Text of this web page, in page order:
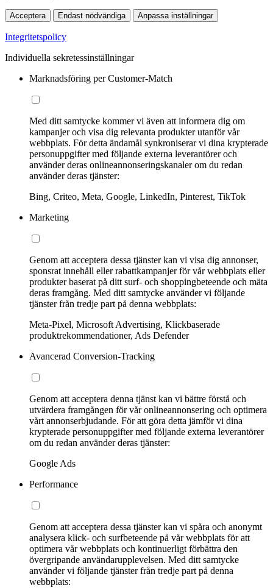
Acceptera Endast nödvändiga Anpassa inställningar
Integritetspolicy
Individuella sekretessinställningar
Marknadsföring per Customer-Match
Med ditt samtycke kommer vi även att informera dig om
kampanjer och visa dig relevanta produkter utanför vår
webbplats. För detta ändamål synkroniserar vi dina krypterade
personuppgifter med följande externa leverantörer och
använder deras onlineannonseringskanaler om du redan
använder deras tjänster:
Bing, Criteo, Meta, Google, LinkedIn, Pinterest, TikTok
Marketing
Genom att acceptera dessa tjänster kan vi visa dig annonser,
sponsrat innehåll eller rabattkampanjer för vår webbplats eller
produkter baserat på ditt surf- och shoppingbeteende och mäta
deras framgång. Med ditt samtycke använder vi följande
tjänster från tredje part på denna webbplats:
Meta-Pixel, Microsoft Advertising, Klickbaserade
produktrekommendationer, Ads Defender
Avancerad Conversion-Tracking
Genom att acceptera denna tjänst kan vi bättre förstå och
utvärdera framgången för vår onlineannonsering och optimera
vårt annonserbjudande. För att göra detta jämför vi dina
krypterade personuppgifter med följande externa leverantörer
om du redan använder deras tjänster:
Google Ads
Performance
Genom att acceptera dessa tjänster kan vi spåra och anonymt
analysera klick- och surfbeteende på vår webbplats för att
optimera vår webbplats och kontinuerligt förbättra den
övergripande användarupplevelsen. Med ditt samtycke
använder vi följande tjänster från tredje part på denna
webbplats: